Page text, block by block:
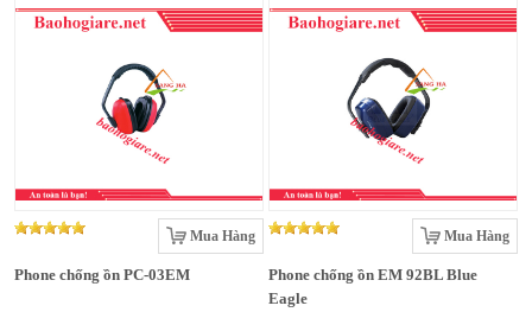
Mua Hàng
Phone chống ồn PC-03EM
Mua Hàng
Phone chống ồn EM 92BL Blue
Eagle